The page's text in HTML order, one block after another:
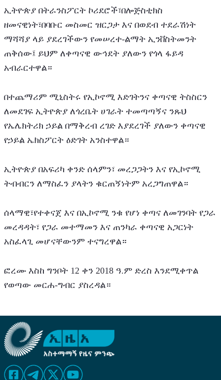
ኢትዮጵያ በትራንስፖርት ኮሪደሮች፣በሎጅስቲክስ
ዘመናዊነት፣በባቡር መስመር ዝርጋታ እና በወደብ ተደራሽነት
ማሻሻያ ላይ ያደረገችውን የመሠረተ-ልማት ኢንቨስትመንት
ጠቅሰው፤ ይህም ለቀጣናዊ ውኅደት ያለውን የጎላ ፋይዳ
አብራርተዋል።
በተጨማሪም ሚኒስትሩ የኢኮኖሚ እድገትንና ቀጣናዊ ትስስርን
ለመደገፍ ኢትዮጵያ ለጎረቤት ሀገራት ተመጣጣኝና ንጹህ
የኤሌክትሪክ ኃይል በማቅረብ ረገድ እያደረገች ያለውን ቀጣናዊ
የኃይል ኤክስፖርት ዕድገት አንስተዋል።
ኢትዮጵያ በአፍሪካ ቀንድ ሰላምን፣ መረጋጋትን እና የኢኮኖሚ
ትብብርን ለማስፈን ያላትን ቁርጠኝነትም አረጋግጠዋል።
ሰላማዊ፣የተቀናጀ እና በኢኮኖሚ ንቁ የሆነ ቀጣና ለመገንባት የጋራ
መረዳዳት፣ የጋራ መተማመን እና ጠንካራ ቀጣናዊ አጋርነት
አስፈላጊ መሆናቸውንም ተናግረዋል።
ፎረሙ እስከ ግንቦት 12 ቀን 2018 ዓ.ም ድረስ እንደሚቀጥል
የወጣው መርሐ-ግብር ያስረዳል።